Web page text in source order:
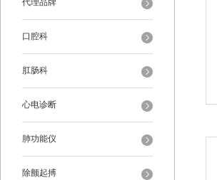
代理品牌
口腔科
肛肠科
心电诊断
肺功能仪
除颤起搏